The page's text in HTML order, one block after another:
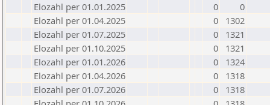
Elozahl per 01.01.2025
0
0
Elozahl per 01.04.2025
0
1302
Elozahl per 01.07.2025
0
1321
Elozahl per 01.10.2025
0
1321
Elozahl per 01.01.2026
0
1324
Elozahl per 01.04.2026
0
1318
Elozahl per 01.07.2026
0
1318